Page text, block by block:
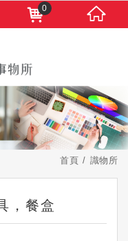
首頁 識物所
，餐盒
0